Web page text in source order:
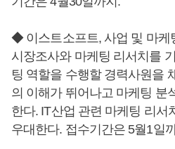
◆ 이스트소프트, 사업 및 마케
시장조사와 마케팅 리서치를
팅 역할을 수행할 경력사원을
의 이해가 뛰어나고 마케팅 분
한다. IT산업 관련 마케팅 리서
우대한다. 접수기간은 5월1일